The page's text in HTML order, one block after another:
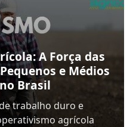
A Força das
e Médios
Brasil
trabalho duro e
agrícola